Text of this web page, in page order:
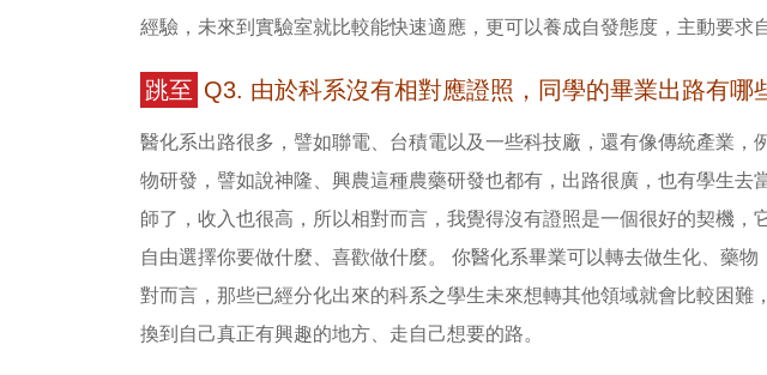
經驗，未來到實驗室就比較能快速適應，更可以養成自發態度，主動要求
跳至 Q3. 由於科系沒有相對應證照，同學的畢業出路有哪
醫化系出路很多，譬如聯電、台積電以及一些科技廠，還有像傳統產業，
物研發，譬如說神隆、興農這種農藥研發也都有，出路很廣，也有學生去
師了，收入也很高，所以相對而言，我覺得沒有證照是一個很好的契機，
自由選擇你要做什麼、喜歡做什麼。 你醫化系畢業可以轉去做生化、藥
對而言，那些已經分化出來的科系之學生未來想轉其他領域就會比較困難
換到自己真正有興趣的地方、走自己想要的路。